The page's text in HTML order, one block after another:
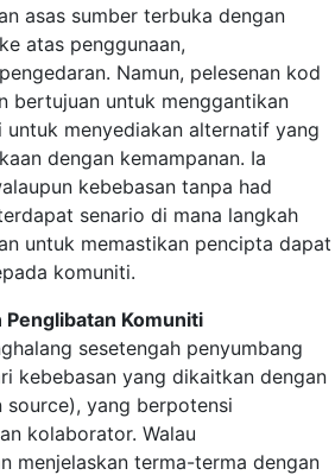
asas sumber terbuka dengan
atas penggunaan,
Namun, pelesenan kod
bertujuan untuk menggantikan
menyediakan alternatif yang
dengan kemampanan. Ia
kebebasan tanpa had
senario di mana langkah
untuk memastikan pencipta dapat
komuniti.
Komuniti
sesetengah penyumbang
kebebasan yang dikaitkan dengan
yang berpotensi
kolaborator. Walau
menjelaskan terma-terma dengan